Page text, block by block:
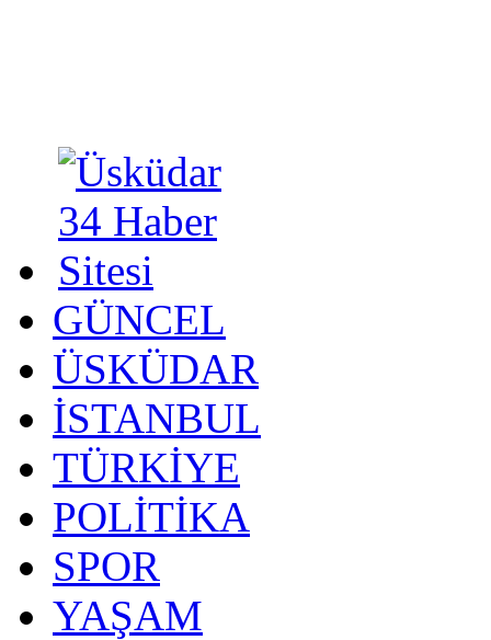
GÜNCEL
ÜSKÜDAR
İSTANBUL
TÜRKİYE
POLİTİKA
SPOR
YAŞAM